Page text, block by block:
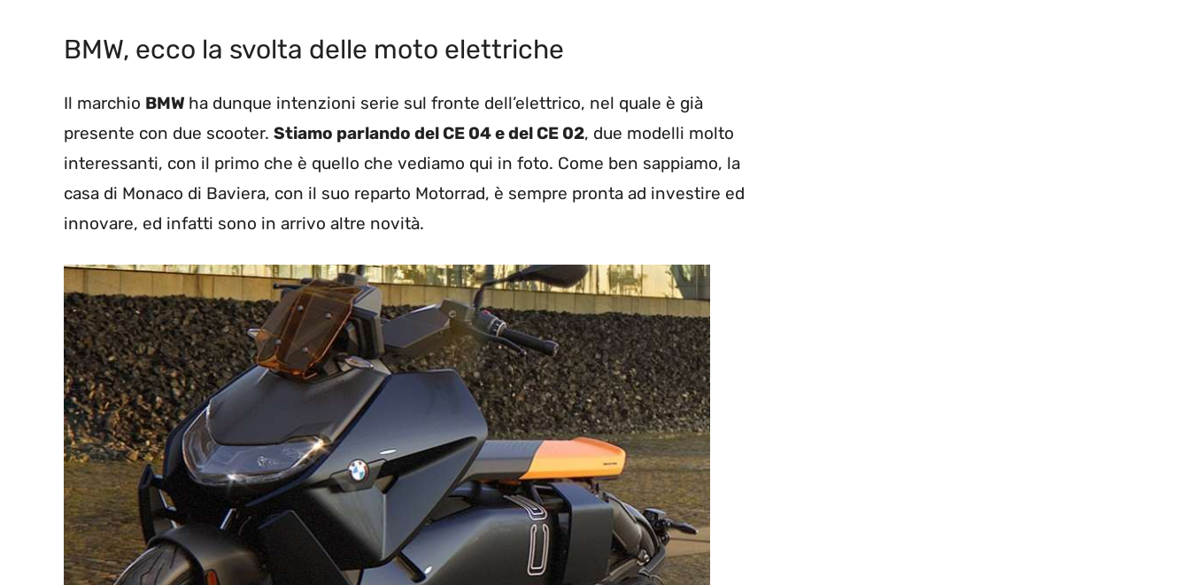
BMW, ecco la svolta delle moto elettriche
Il marchio BMW ha dunque intenzioni serie sul fronte dell’elettrico, nel quale è già
presente con due scooter. Stiamo parlando del CE 04 e del CE 02, due modelli molto
interessanti, con il primo che è quello che vediamo qui in foto. Come ben sappiamo, la
casa di Monaco di Baviera, con il suo reparto Motorrad, è sempre pronta ad investire ed
innovare, ed infatti sono in arrivo altre novità.